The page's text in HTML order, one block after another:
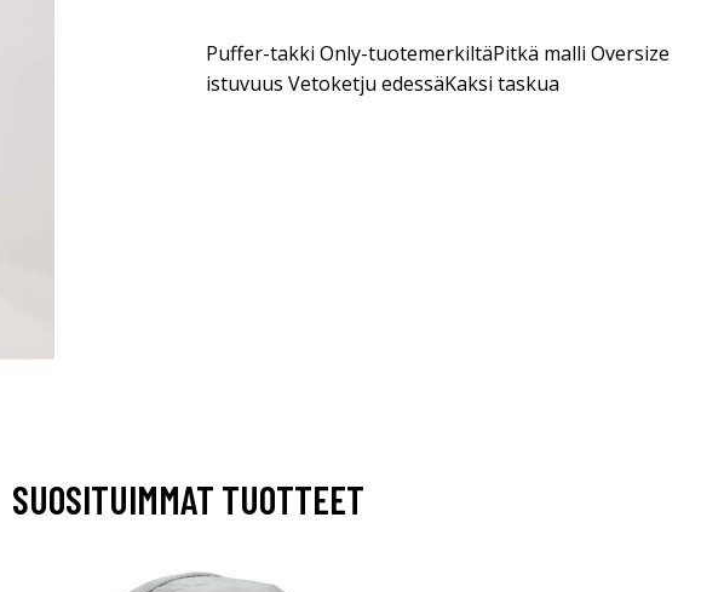
Puffer-takki Only-tuotemerkiltäPitkä malli Oversize
istuvuus Vetoketju edessäKaksi taskua
SUOSITUIMMAT TUOTTEET